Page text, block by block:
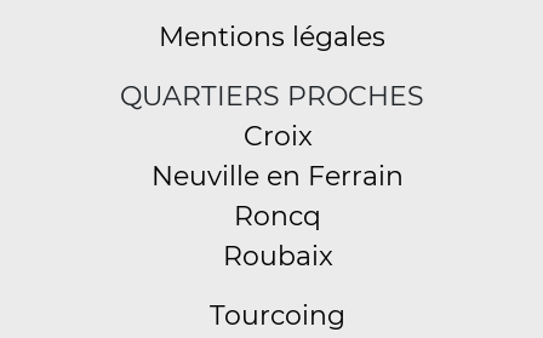
Mentions légales
QUARTIERS PROCHES
Croix
Neuville en Ferrain
Roncq
Roubaix
Tourcoing